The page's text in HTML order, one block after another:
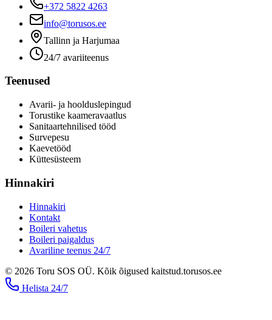
+372 5822 4263
info@torusos.ee
Tallinn ja Harjumaa
24/7 avariiteenus
Teenused
Avarii- ja hoolduslepingud
Torustike kaameravaatlus
Sanitaartehnilised tööd
Survepesu
Kaevetööd
​Küttesüsteem
Hinnakiri
Hinnakiri
Kontakt
Boileri vahetus
Boileri paigaldus
Avariline teenus 24/7
© 2026 Toru SOS OÜ. Kõik õigused kaitstud.torusos.ee
Helista 24/7